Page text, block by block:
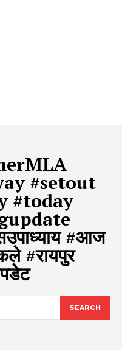
#setout
#today
#आज
#रायपुर
SEARCH